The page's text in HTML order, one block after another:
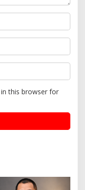
this browser for